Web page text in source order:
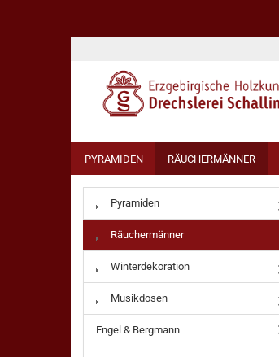
PYRAMIDEN RÄUCHERMÄNNER
Pyramiden
Räuchermänner
Winterdekoration
Musikdosen
Engel & Bergmann